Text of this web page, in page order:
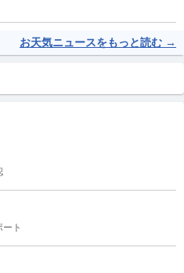
お天気ニュースをもっと読む →
ト